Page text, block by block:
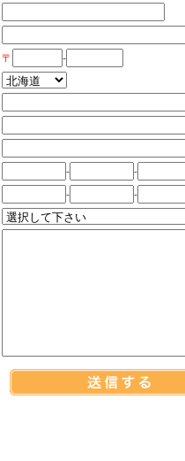
〒
-
-
-
-
-